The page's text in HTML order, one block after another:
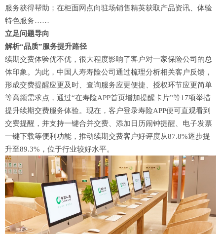
服务获得帮助；在柜面网点向驻场销售精英获取产品资讯、体验
特色服务……
立足问题导向
解析“品质”服务提升路径
续期交费体验优不优，很大程度影响了客户对一家保险公司的总
体印象。为此，中国人寿寿险公司通过梳理分析相关客户反馈，
形成交费提醒应更及时、查询服务应更便捷、授权环节应更简单
等高频需求点，通过“在寿险APP首页增加提醒卡片”等17项举措
提升续期交费服务体验。现在，客户登录寿险APP便可直观看到
交费提醒，并支持一键合并交费、添加日历闹钟提醒、电子发票
一键下载等便利功能，推动续期交费客户好评度从87.8%逐步提
升至89.3%，位于行业较好水平。